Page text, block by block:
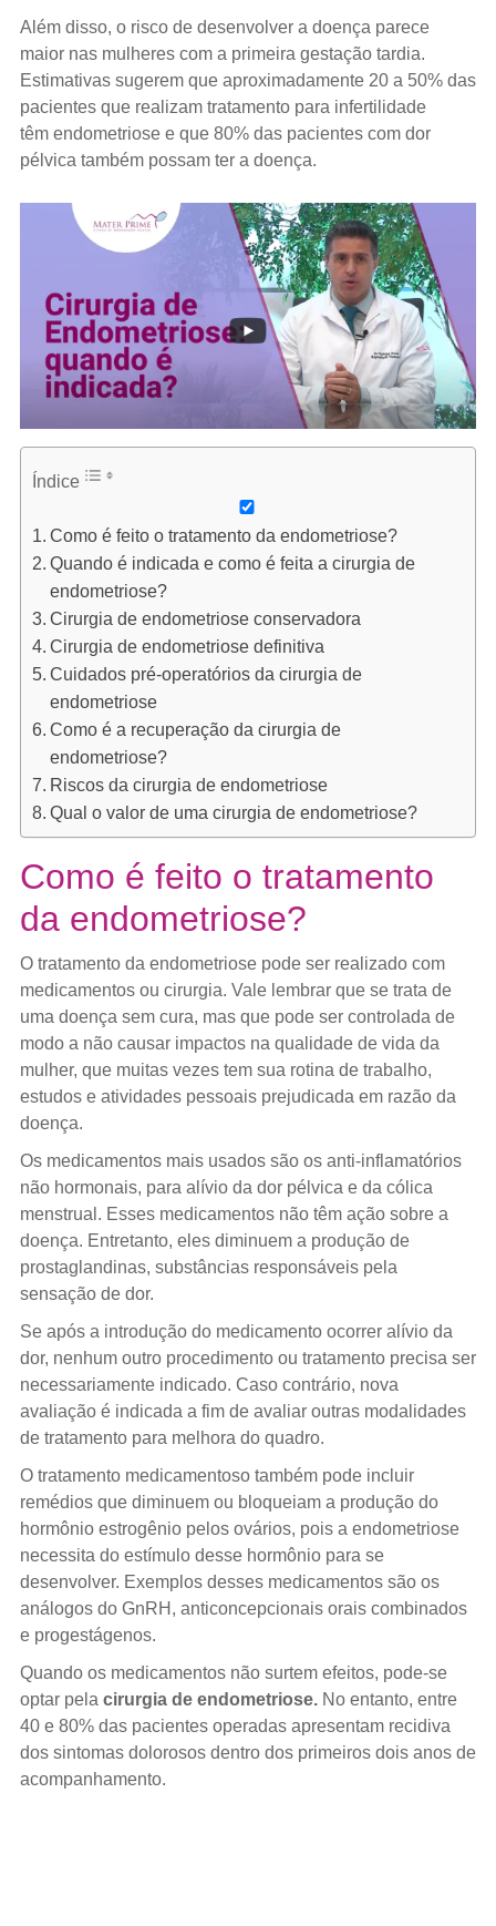
Além disso, o risco de desenvolver a doença parece
maior nas mulheres com a primeira gestação tardia.
Estimativas sugerem que aproximadamente 20 a 50% das
pacientes que realizam tratamento para infertilidade
têm endometriose e que 80% das pacientes com dor
pélvica também possam ter a doença.
Índice
Como é feito o tratamento da endometriose?
Quando é indicada e como é feita a cirurgia de
endometriose?
Cirurgia de endometriose conservadora
Cirurgia de endometriose definitiva
Cuidados pré-operatórios da cirurgia de
endometriose
Como é a recuperação da cirurgia de
endometriose?
Riscos da cirurgia de endometriose
Qual o valor de uma cirurgia de endometriose?
Como é feito o tratamento
da endometriose?
O tratamento da endometriose pode ser realizado com
medicamentos ou cirurgia. Vale lembrar que se trata de
uma doença sem cura, mas que pode ser controlada de
modo a não causar impactos na qualidade de vida da
mulher, que muitas vezes tem sua rotina de trabalho,
estudos e atividades pessoais prejudicada em razão da
doença.
Os medicamentos mais usados são os anti-inflamatórios
não hormonais, para alívio da dor pélvica e da cólica
menstrual. Esses medicamentos não têm ação sobre a
doença. Entretanto, eles diminuem a produção de
prostaglandinas, substâncias responsáveis pela
sensação de dor.
Se após a introdução do medicamento ocorrer alívio da
dor, nenhum outro procedimento ou tratamento precisa ser
necessariamente indicado. Caso contrário, nova
avaliação é indicada a fim de avaliar outras modalidades
de tratamento para melhora do quadro.
O tratamento medicamentoso também pode incluir
remédios que diminuem ou bloqueiam a produção do
hormônio estrogênio pelos ovários, pois a endometriose
necessita do estímulo desse hormônio para se
desenvolver. Exemplos desses medicamentos são os
análogos do GnRH, anticoncepcionais orais combinados
e progestágenos.
Quando os medicamentos não surtem efeitos, pode-se
optar pela cirurgia de endometriose.No entanto, entre
40 e 80% das pacientes operadas apresentam recidiva
dos sintomas dolorosos dentro dos primeiros dois anos de
acompanhamento.